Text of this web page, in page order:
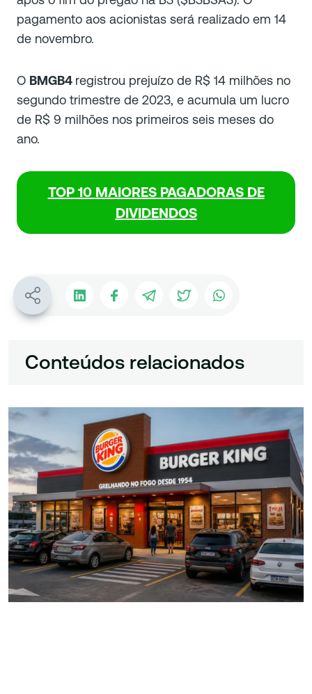
pagamento aos acionistas será realizado em 14
de novembro.
O BMGB4 registrou prejuízo de R$ 14 milhões no
segundo trimestre de 2023, e acumula um lucro
de R$ 9 milhões nos primeiros seis meses do
ano.
TOP 10 MAIORES PAGADORAS DE
DIVIDENDOS
Conteúdos relacionados